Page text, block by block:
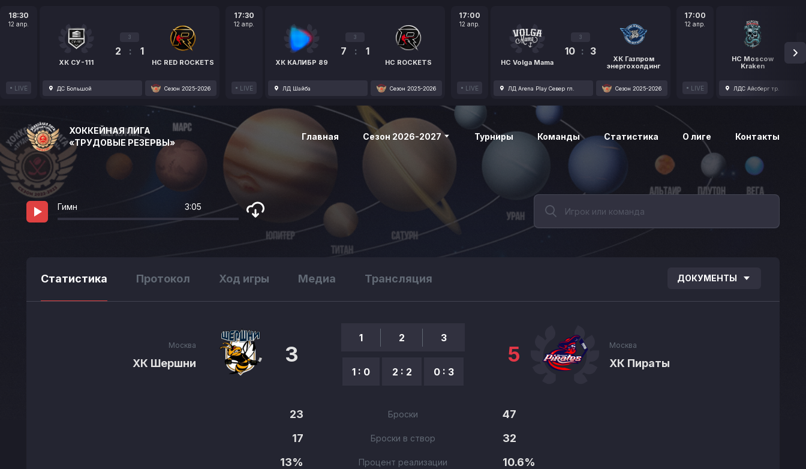
18:30
12 апр.
LIVE
ХК СУ-111
3
2 : 1
HC RED ROCKETS
ДС Большой Сезон 2025-2026
17:30
12 апр.
LIVE
ХК КАЛИБР 89
3
7 : 1
HC ROCKETS
ЛД Шайба Сезон 2025-2026
17:00
12 апр.
LIVE
HC Volga Mama
3
10 : 3
ХК Газпром
энергохолдинг
ЛД Arena Play Север гл. Сезон 2025-2026
17:00
12 апр.
LIVE
HC Moscow
Kraken
1
ЛДС Айсберг тр.
ХОККЕЙНАЯ ЛИГА
«ТРУДОВЫЕ РЕЗЕРВЫ»
Главная Сезон 2026-2027 Турниры Команды Статистика О лиге Контакты
Гимн 3:05
Статистика Протокол Ход игры Медиа Трансляция ДОКУМЕНТЫ
Москва
ХК Шершни 3
1
1 : 0
2
2 : 2
3
0 : 3
Москва
ХК Пираты
5
23 Броски
47
17
Броски в створ
32
13%
Процент реализации
10.6%